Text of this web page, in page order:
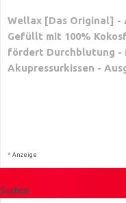
Wellax [Das Original] -
Gefüllt mit 100%
fördert Durchblutung -
Akupressurkissen -
* Anzeige
Suchen